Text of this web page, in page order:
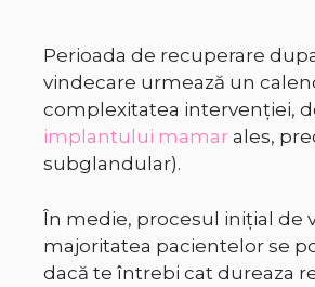
Perioada de recuperare
vindecare urmează un
complexitatea intervenției,
implantului mamar ales,
subglandular).
În medie, procesul inițial de
majoritatea pacientelor se
dacă te întrebi cat dureaza